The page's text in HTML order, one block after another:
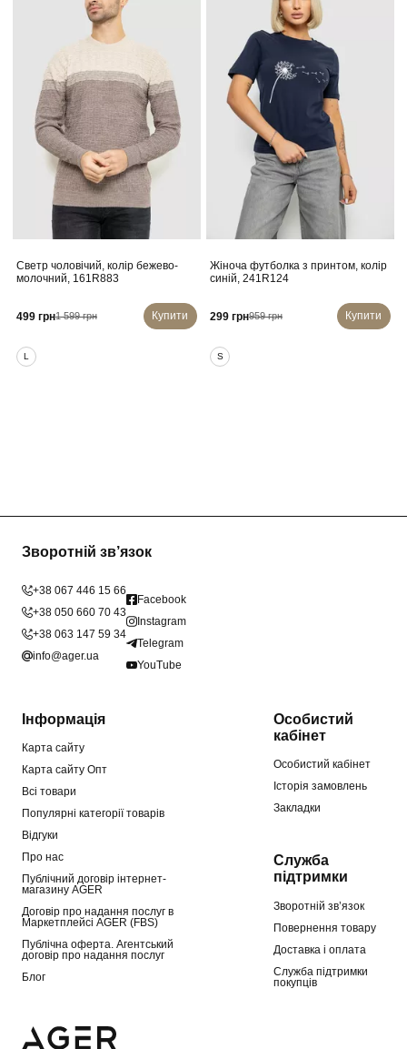
Светр чоловічий, колір бежево-
молочний, 161R883
499 грн1 599 грн Купити
L
Жіноча футболка з принтом, колір
синій, 241R124
299 грн959 грн Купити
S
Зворотній зв’язок
+38 067 446 15 66
+38 050 660 70 43
+38 063 147 59 34
info@ager.ua
Facebook
Instagram
Telegram
YouTube
Інформація
Карта сайту
Карта сайту Опт
Всі товари
Популярні категорії товарів
Відгуки
Про нас
Публічний договір інтернет-
магазину AGER
Договір про надання послуг в
Маркетплейсі AGER (FBS)
Публічна оферта. Агентський
договір про надання послуг
Блог
Особистий
кабінет
Особистий кабінет
Історія замовлень
Закладки
Служба
підтримки
Зворотній зв’язок
Повернення товару
Доставка і оплата
Служба підтримки
покупців